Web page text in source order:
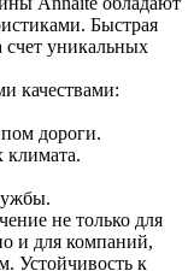
Быстрая
счет уникальных
качествами:
дороги.
климата.
не только для
и для компаний,
Устойчивость к